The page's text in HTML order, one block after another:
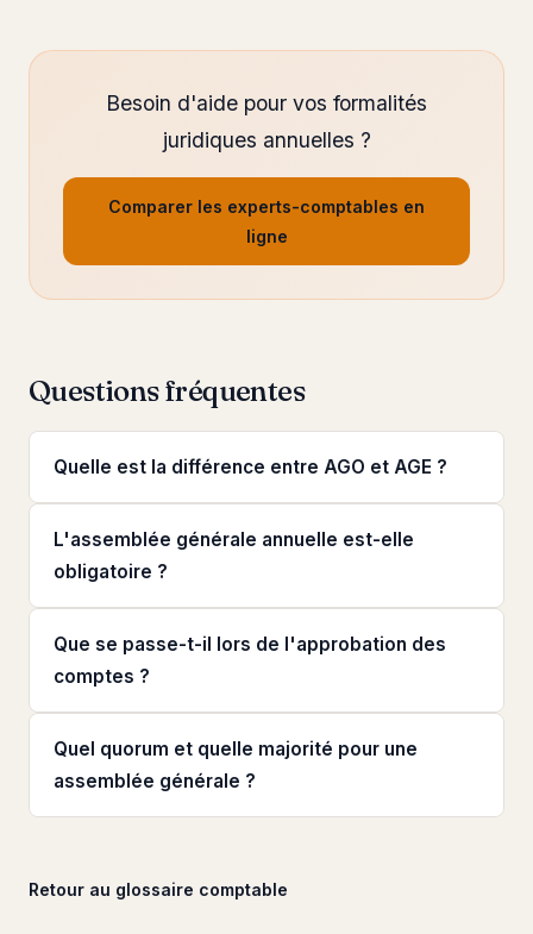
Besoin d'aide pour vos formalités
juridiques annuelles ?
Comparer les experts-comptables en
ligne
Questions fréquentes
Quelle est la différence entre AGO et AGE ?
L'assemblée générale annuelle est-elle
obligatoire ?
Que se passe-t-il lors de l'approbation des
comptes ?
Quel quorum et quelle majorité pour une
assemblée générale ?
Retour au glossaire comptable